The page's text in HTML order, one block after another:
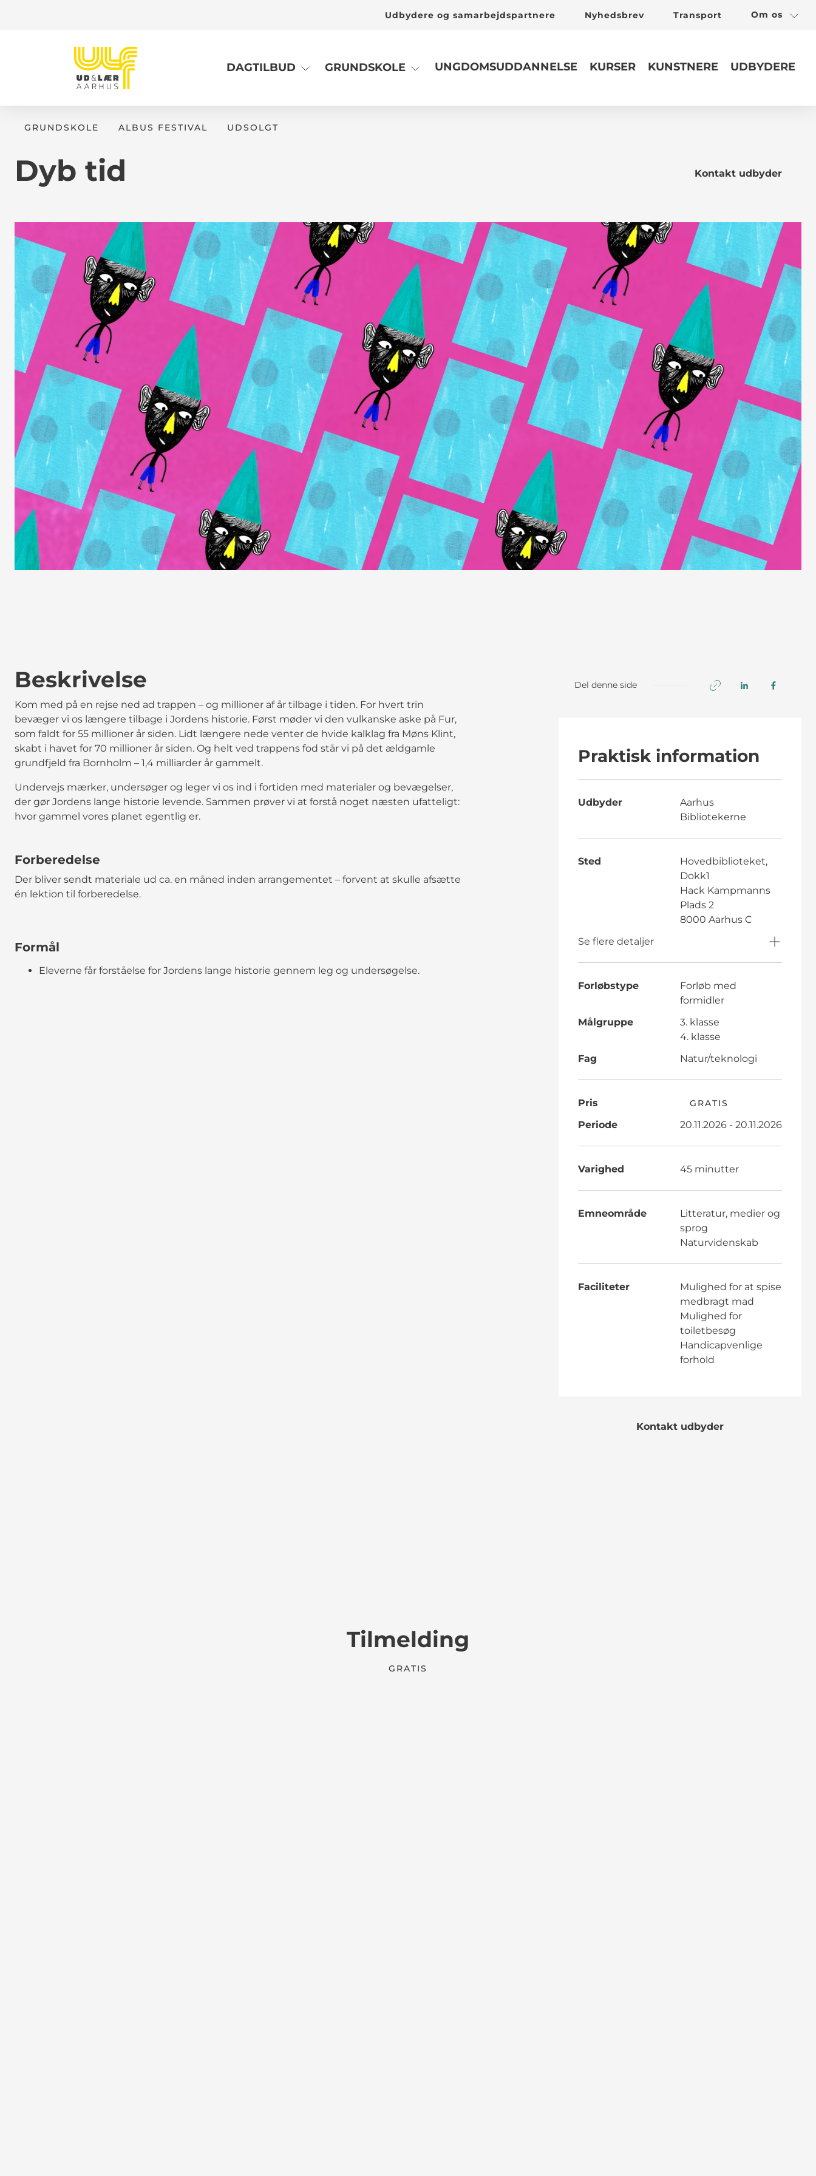
Udbydere og samarbejdspartnere Nyhedsbrev Transport Om os
DAGTILBUD GRUNDSKOLE UNGDOMSUDDANNELSE KURSER KUNSTNERE UDBYDERE
GRUNDSKOLE ALBUS FESTIVAL UDSOLGT
Dyb tid Kontakt udbyder
Beskrivelse
Kom med på en rejse ned ad trappen – og millioner af år tilbage i tiden. For hvert trin
bevæger vi os længere tilbage i Jordens historie. Først møder vi den vulkanske aske på Fur,
som faldt for 55 millioner år siden. Lidt længere nede venter de hvide kalklag fra Møns Klint,
skabt i havet for 70 millioner år siden. Og helt ved trappens fod står vi på det ældgamle
grundfjeld fra Bornholm – 1,4 milliarder år gammelt.
Undervejs mærker, undersøger og leger vi os ind i fortiden med materialer og bevægelser,
der gør Jordens lange historie levende. Sammen prøver vi at forstå noget næsten ufatteligt:
hvor gammel vores planet egentlig er.
Forberedelse
Der bliver sendt materiale ud ca. en måned inden arrangementet – forvent at skulle afsætte
én lektion til forberedelse.
Formål
Eleverne får forståelse for Jordens lange historie gennem leg og undersøgelse.
Del denne side
Praktisk information
Udbyder
Aarhus
Bibliotekerne
Sted
Hovedbiblioteket,
Dokk1
Hack Kampmanns
Plads 2
8000 Aarhus C
Se flere detaljer
Forløbstype
Forløb med
formidler
Målgruppe
3. klasse
4. klasse
Fag
Natur/teknologi
Pris GRATIS
Periode 20.11.2026 - 20.11.2026
Varighed 45 minutter
Emneområde
Litteratur, medier og
sprog
Naturvidenskab
Faciliteter
Mulighed for at spise
medbragt mad
Mulighed for
toiletbesøg
Handicapvenlige
forhold
Kontakt udbyder
Tilmelding
GRATIS